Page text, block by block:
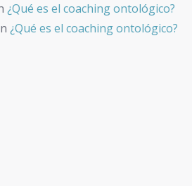
¿Qué es el coaching ontológico?
¿Qué es el coaching ontológico?